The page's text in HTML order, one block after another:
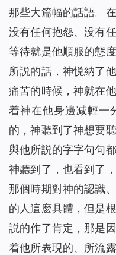
那些大篇幅的話語。
没有任何抱怨、没有
等待就是他順服的態
所説的話，神悦納了
痛苦的時候，神就在
着神在他身邊减輕一
的，神聽到了神想要
與他所説的字字句句
神聽到了，也看到了
那個時期對神的認識
的人這麽具體，但是
説的作了肯定，那是
着他所表現的、所流